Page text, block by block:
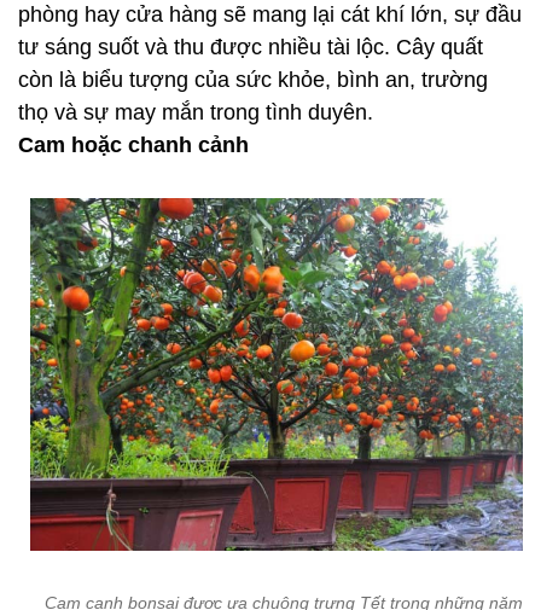
phòng hay cửa hàng sẽ mang lại cát khí lớn, sự đầu
tư sáng suốt và thu được nhiều tài lộc. Cây quất
còn là biểu tượng của sức khỏe, bình an, trường
thọ và sự may mắn trong tình duyên.
Cam hoặc chanh cảnh
Cam canh bonsai được ưa chuộng trưng Tết trong những năm